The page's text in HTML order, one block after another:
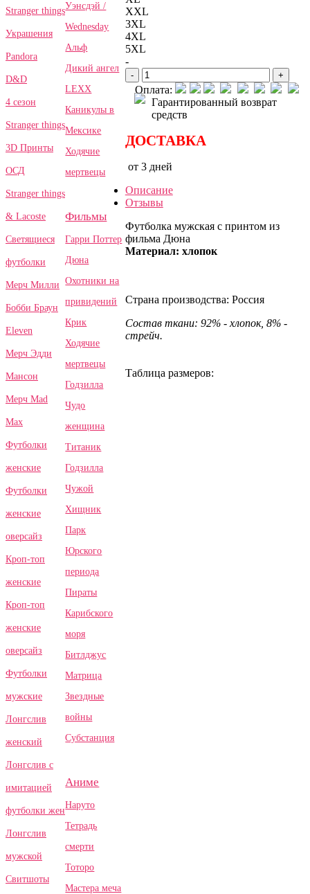
Stranger things
Украшения
Pandora
D&D
4 сезон
Stranger things
3D Принты
ОСД
Stranger things
& Lacoste
Светящиеся
футболки
Мерч Милли
Бобби Браун
Eleven
Мерч Эдди
Мансон
Мерч Mad
Max
Футболки
женские
Футболки
женские
оверсайз
Кроп-топ
женские
Кроп-топ
женские
оверсайз
Футболки
мужские
Лонгслив
женский
Лонгслив с
имитацией
футболки жен
Лонгслив
мужской
Свитшоты
Уэнсдэй /
Wednesday
Альф
Дикий ангел
LEXX
Каникулы в
Мексике
Ходячие
мертвецы
Фильмы
Гарри Поттер
Дюна
Охотники на
привидений
Крик
Ходячие
мертвецы
Годзилла
Чудо
женщина
Титаник
Годзилла
Чужой
Хищник
Парк
Юрского
периода
Пираты
Карибского
моря
Битлджус
Матрица
Звездные
войны
Субстанция
Аниме
Наруто
Тетрадь
смерти
Тоторо
Мастера меча
XXL
3XL
4XL
5XL
-
- +
Оплата:
Гарантированный возврат
средств
ДОСТАВКА
от 3 дней
Описание
Отзывы
Футболка мужская с принтом из
фильма Дюна
Материал: хлопок
Страна производства: Россия
Состав ткани: 92% - хлопок, 8% -
стрейч.
Таблица размеров: